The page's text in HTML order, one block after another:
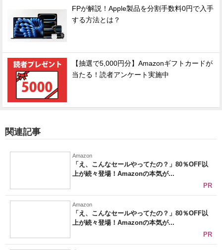
FPが解説！Apple製品を分割手数料0円で入手
する方法とは？
【抽選で5,000円分】Amazonギフトカードが
当たる！読者アンケート実施中
関連記事
Amazon
「え、こんなセールやってたの？」80％OFF以
上が続々登場！Amazonの本気が...
PR
Amazon
「え、こんなセールやってたの？」80％OFF以
上が続々登場！Amazonの本気が...
PR